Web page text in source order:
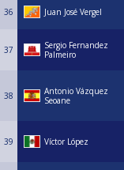
36 Juan José Vergel
37
Sergio Fernandez
Palmeiro
38
Antonio Vázquez
Seoane
39 Víctor López